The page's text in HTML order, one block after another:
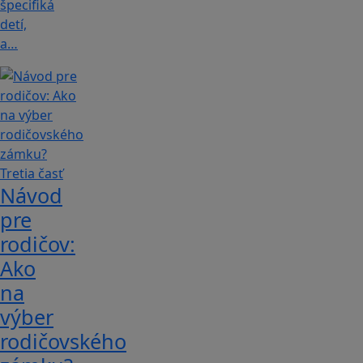
špecifiká
detí,
a…
Návod
pre
rodičov:
Ako
na
výber
rodičovského